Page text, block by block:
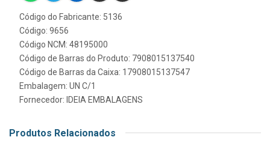
Código do Fabricante: 5136
Código: 9656
Código NCM: 48195000
Código de Barras do Produto: 7908015137540
Código de Barras da Caixa: 17908015137547
Embalagem: UN C/1
Fornecedor: IDEIA EMBALAGENS
Produtos Relacionados